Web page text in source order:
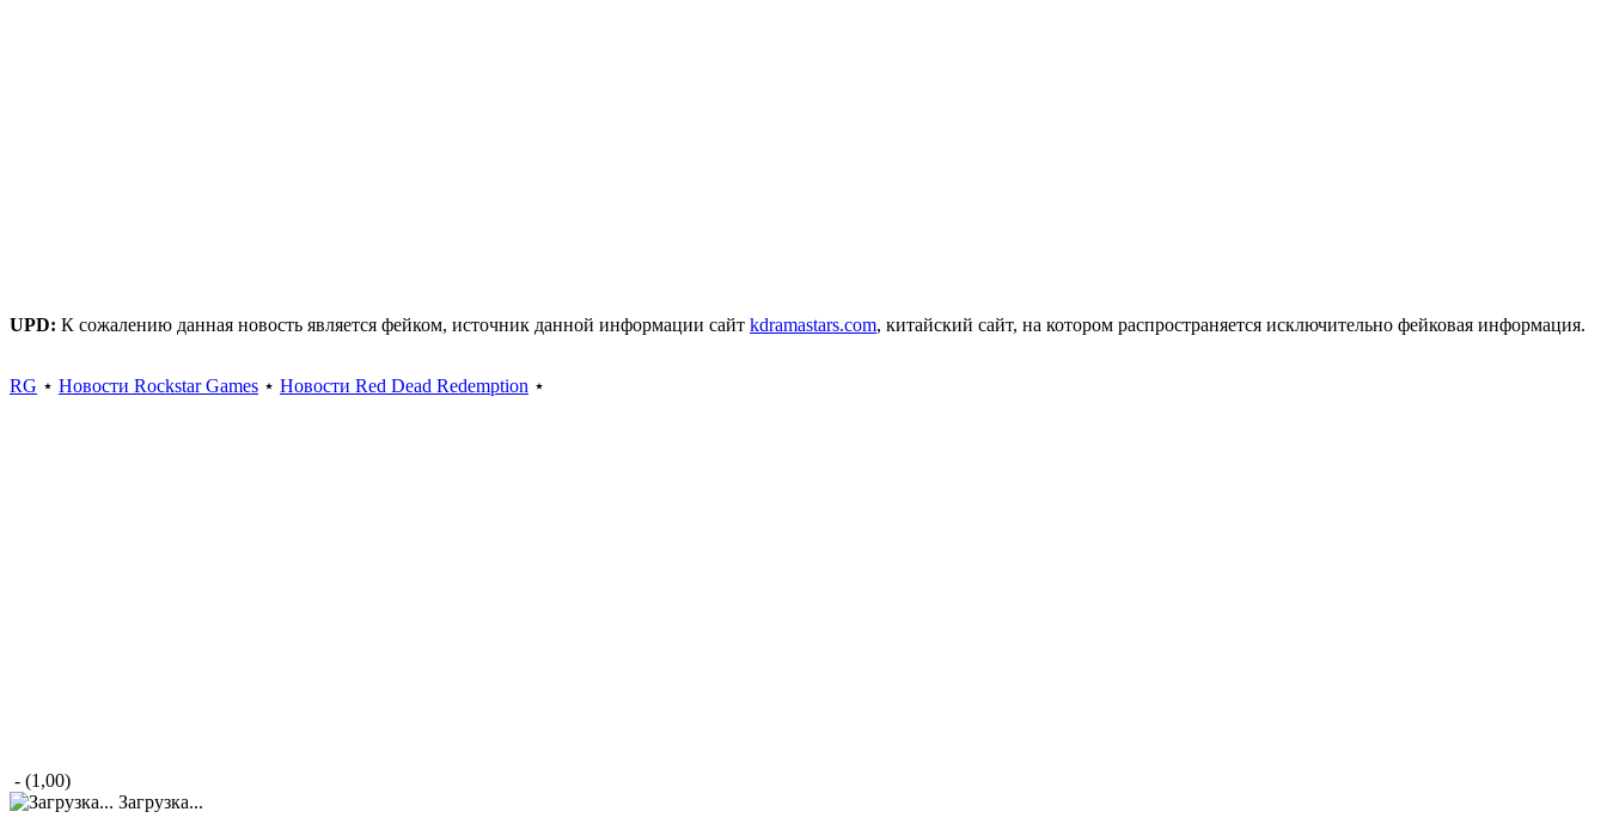
UPD: К сожалению данная новость является фейком, источник данной информации сайт kdramastars.com, китайский сайт, на котором распространяется исключительно фейковая информация.
RG ⋆ Новости Rockstar Games ⋆ Новости Red Dead Redemption ⋆
- (1,00)
Загрузка...